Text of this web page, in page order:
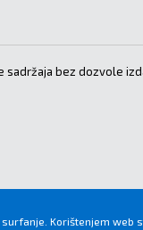
sadržaja bez dozvole
Korištenjem web